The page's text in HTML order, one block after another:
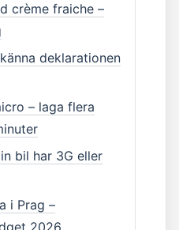
crème fraiche –
deklarationen
– laga flera
bil har 3G eller
i Prag –
2026